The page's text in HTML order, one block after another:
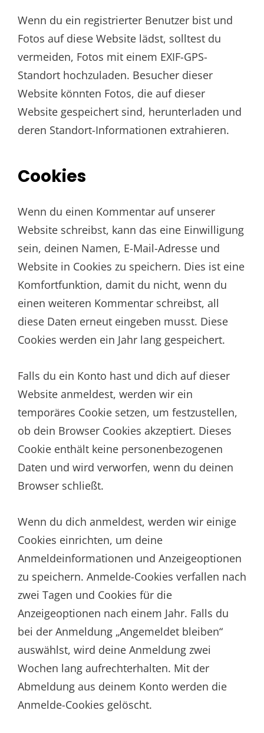
Wenn du ein registrierter Benutzer bist und
Fotos auf diese Website lädst, solltest du
vermeiden, Fotos mit einem EXIF-GPS-
Standort hochzuladen. Besucher dieser
Website könnten Fotos, die auf dieser
Website gespeichert sind, herunterladen und
deren Standort-Informationen extrahieren.
Cookies
Wenn du einen Kommentar auf unserer
Website schreibst, kann das eine Einwilligung
sein, deinen Namen, E-Mail-Adresse und
Website in Cookies zu speichern. Dies ist eine
Komfortfunktion, damit du nicht, wenn du
einen weiteren Kommentar schreibst, all
diese Daten erneut eingeben musst. Diese
Cookies werden ein Jahr lang gespeichert.
Falls du ein Konto hast und dich auf dieser
Website anmeldest, werden wir ein
temporäres Cookie setzen, um festzustellen,
ob dein Browser Cookies akzeptiert. Dieses
Cookie enthält keine personenbezogenen
Daten und wird verworfen, wenn du deinen
Browser schließt.
Wenn du dich anmeldest, werden wir einige
Cookies einrichten, um deine
Anmeldeinformationen und Anzeigeoptionen
zu speichern. Anmelde-Cookies verfallen nach
zwei Tagen und Cookies für die
Anzeigeoptionen nach einem Jahr. Falls du
bei der Anmeldung „Angemeldet bleiben“
auswählst, wird deine Anmeldung zwei
Wochen lang aufrechterhalten. Mit der
Abmeldung aus deinem Konto werden die
Anmelde-Cookies gelöscht.